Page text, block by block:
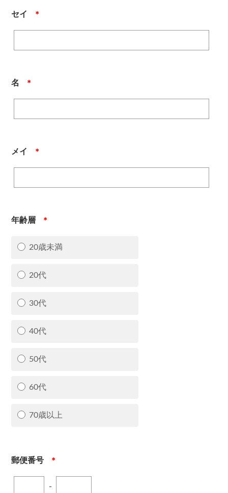
セイ ＊
名 ＊
メイ ＊
年齢層 ＊
20歳未満
20代
30代
40代
50代
60代
70歳以上
郵便番号 ＊
-